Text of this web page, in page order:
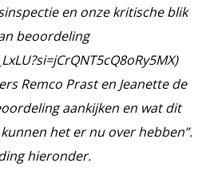
en onze kritische blik
beoordeling
Remco Prast en Jeanette de
aankijken en wat dit
het er nu over hebben”.
hieronder.